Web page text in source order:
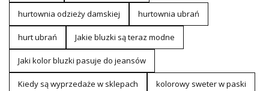
hurtownia odzieży damskiej hurtownia ubrań
hurt ubrań Jakie bluzki są teraz modne
Jaki kolor bluzki pasuje do jeansów
Kiedy są wyprzedaże w sklepach kolorowy sweter w paski